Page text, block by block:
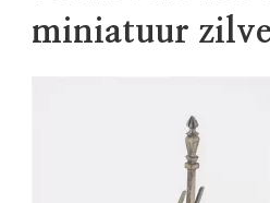
miniatuur